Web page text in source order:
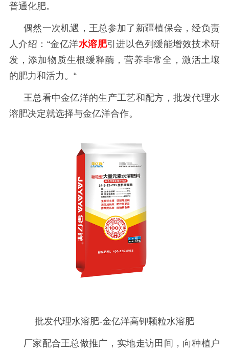
普通化肥。
偶然一次机遇，王总参加了新疆植保会，经负责
人介绍： “金亿洋水溶肥引进以色列缓能增效技术研
发，添加物质生根缓释酶，营养非常全，激活土壤
的肥力和活力。 “
王总看中金亿洋的生产工艺和配方，批发代理水
溶肥决定就选择与金亿洋合作。
批发代理水溶肥-金亿洋高钾颗粒水溶肥
厂家配合王总做推广，实地走访田间，向种植户